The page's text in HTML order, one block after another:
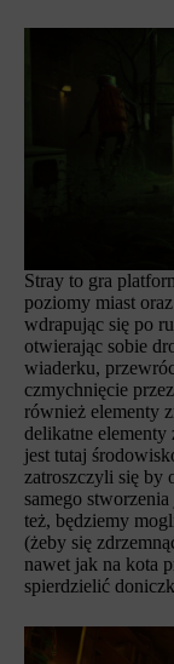
Stray to gra
poziomy miast
wdrapując się po
otwierając sobie
wiaderku,
czmychnięcie
również elementy
delikatne elementy
jest tutaj
zatroszczyli się by
samego
też, będziemy
(żeby się
nawet jak na kota
spierdzielić